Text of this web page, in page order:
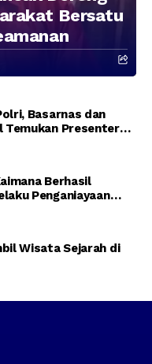
Bersatu
Basarnas dan
Temukan Presenter
Berhasil
Penganiayaan
Wisata Sejarah di